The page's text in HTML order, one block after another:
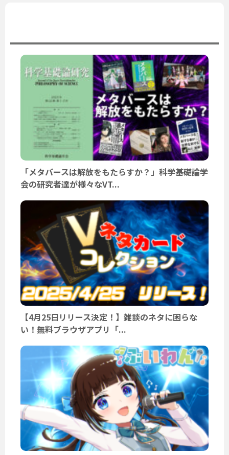
「メタバースは解放をもたらすか？」科学基礎論学
会の研究者達が様々なVT...
【4月25日リリース決定！】雑談のネタに困らな
い！無料ブラウザアプリ「...